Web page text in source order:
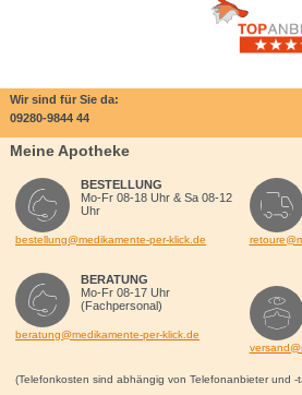
Wir sind für Sie da:
09280-9844 44
Meine Apotheke
BESTELLUNG
Mo-Fr 08-18 Uhr & Sa 08-12
Uhr
bestellung@medikamente-per-klick.de
BERATUNG
Mo-Fr 08-17 Uhr
(Fachpersonal)
beratung@medikamente-per-klick.de
(Telefonkosten sind abhängig von Telefonanbieter und -